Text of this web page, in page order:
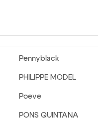
Pennyblack
PHILIPPE MODEL
Poeve
PONS QUINTANA